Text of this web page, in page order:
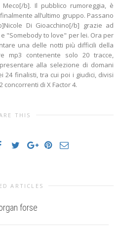
b]. Il pubblico rumoreggia, è
all’ultimo gruppo. Passano
Di Gioacchino[/b] grazie ad
"Somebody to love" per lei. Ora per
una delle notti più difficili della
mp3 contenente solo 20 tracce,
alla selezione di domani
24 finalisti, tra cui poi i giudici, divisi
di X Factor 4.
THIS
ARTICLES
forse